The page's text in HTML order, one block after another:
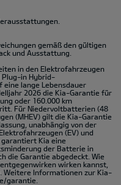
gemäß den gültigen
und Ausstattung.
in den Elektrofahrzeugen
Plug-in Hybrid-
eine lange Lebensdauer
2026 die Kia-Garantie für
oder 160.000 km
Für Niedervoltbatterien (48
(MHEV) gilt die Kia-Garantie
unabhängig von der
(EV) und
Kia eine
der Batterie in
die Garantie abgedeckt. Wie
wirken kannst,
Informationen zur Kia-
garantie.